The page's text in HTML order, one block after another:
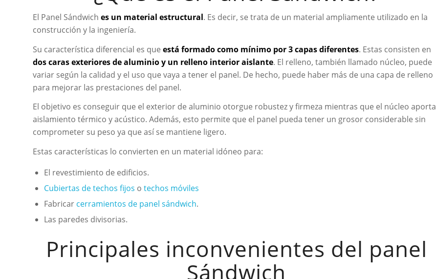
El Panel Sándwich es un material estructural. Es decir, se trata de un material ampliamente utilizado en la
construcción y la ingeniería.
Su característica diferencial es que está formado como mínimo por 3 capas diferentes. Estas consisten en
dos caras exteriores de aluminio y un relleno interior aislante. El relleno, también llamado núcleo, puede
variar según la calidad y el uso que vaya a tener el panel. De hecho, puede haber más de una capa de relleno
para mejorar las prestaciones del panel.
El objetivo es conseguir que el exterior de aluminio otorgue robustez y firmeza mientras que el núcleo aporta
aislamiento térmico y acústico. Además, esto permite que el panel pueda tener un grosor considerable sin
comprometer su peso ya que así se mantiene ligero.
Estas características lo convierten en un material idóneo para:
El revestimiento de edificios.
Cubiertas de techos fijos o techos móviles
Fabricar cerramientos de panel sándwich.
Las paredes divisorias.
Principales inconvenientes del panel
Sándwich